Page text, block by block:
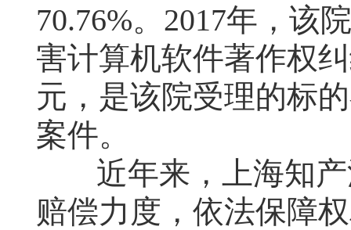
70.76%。 2017年，该
害计算机软件著作权
元，是该院受理的标
案件。
近年来，上海知
赔偿力度，依法保障